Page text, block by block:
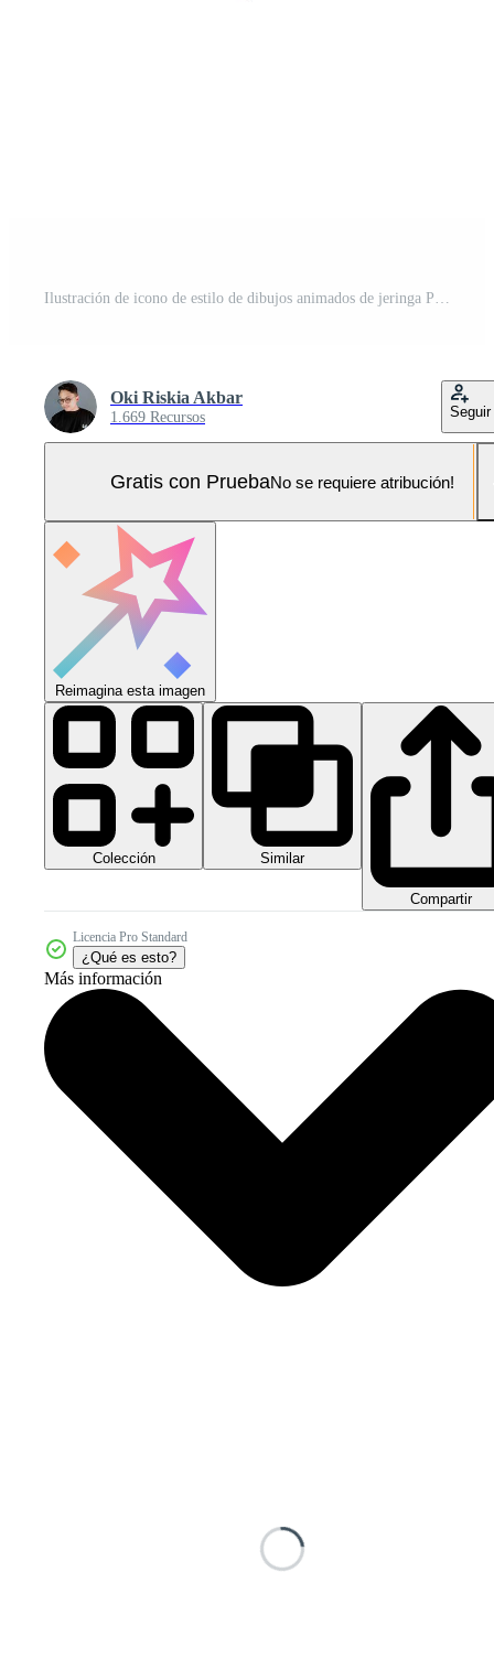
Ilustración de icono de estilo de dibujos animados de jeringa Pro Vector y Pro SVG
Oki Riskia Akbar
1.669 Recursos Seguir
Gratis con PruebaNo se requiere atribución!
Reimagina esta imagen
Colección Similar
Compartir
Licencia Pro Standard
¿Qué es esto?
Más información